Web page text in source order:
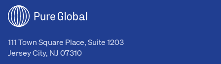
111 Town Square Place, Suite 1203
Jersey City, NJ 07310